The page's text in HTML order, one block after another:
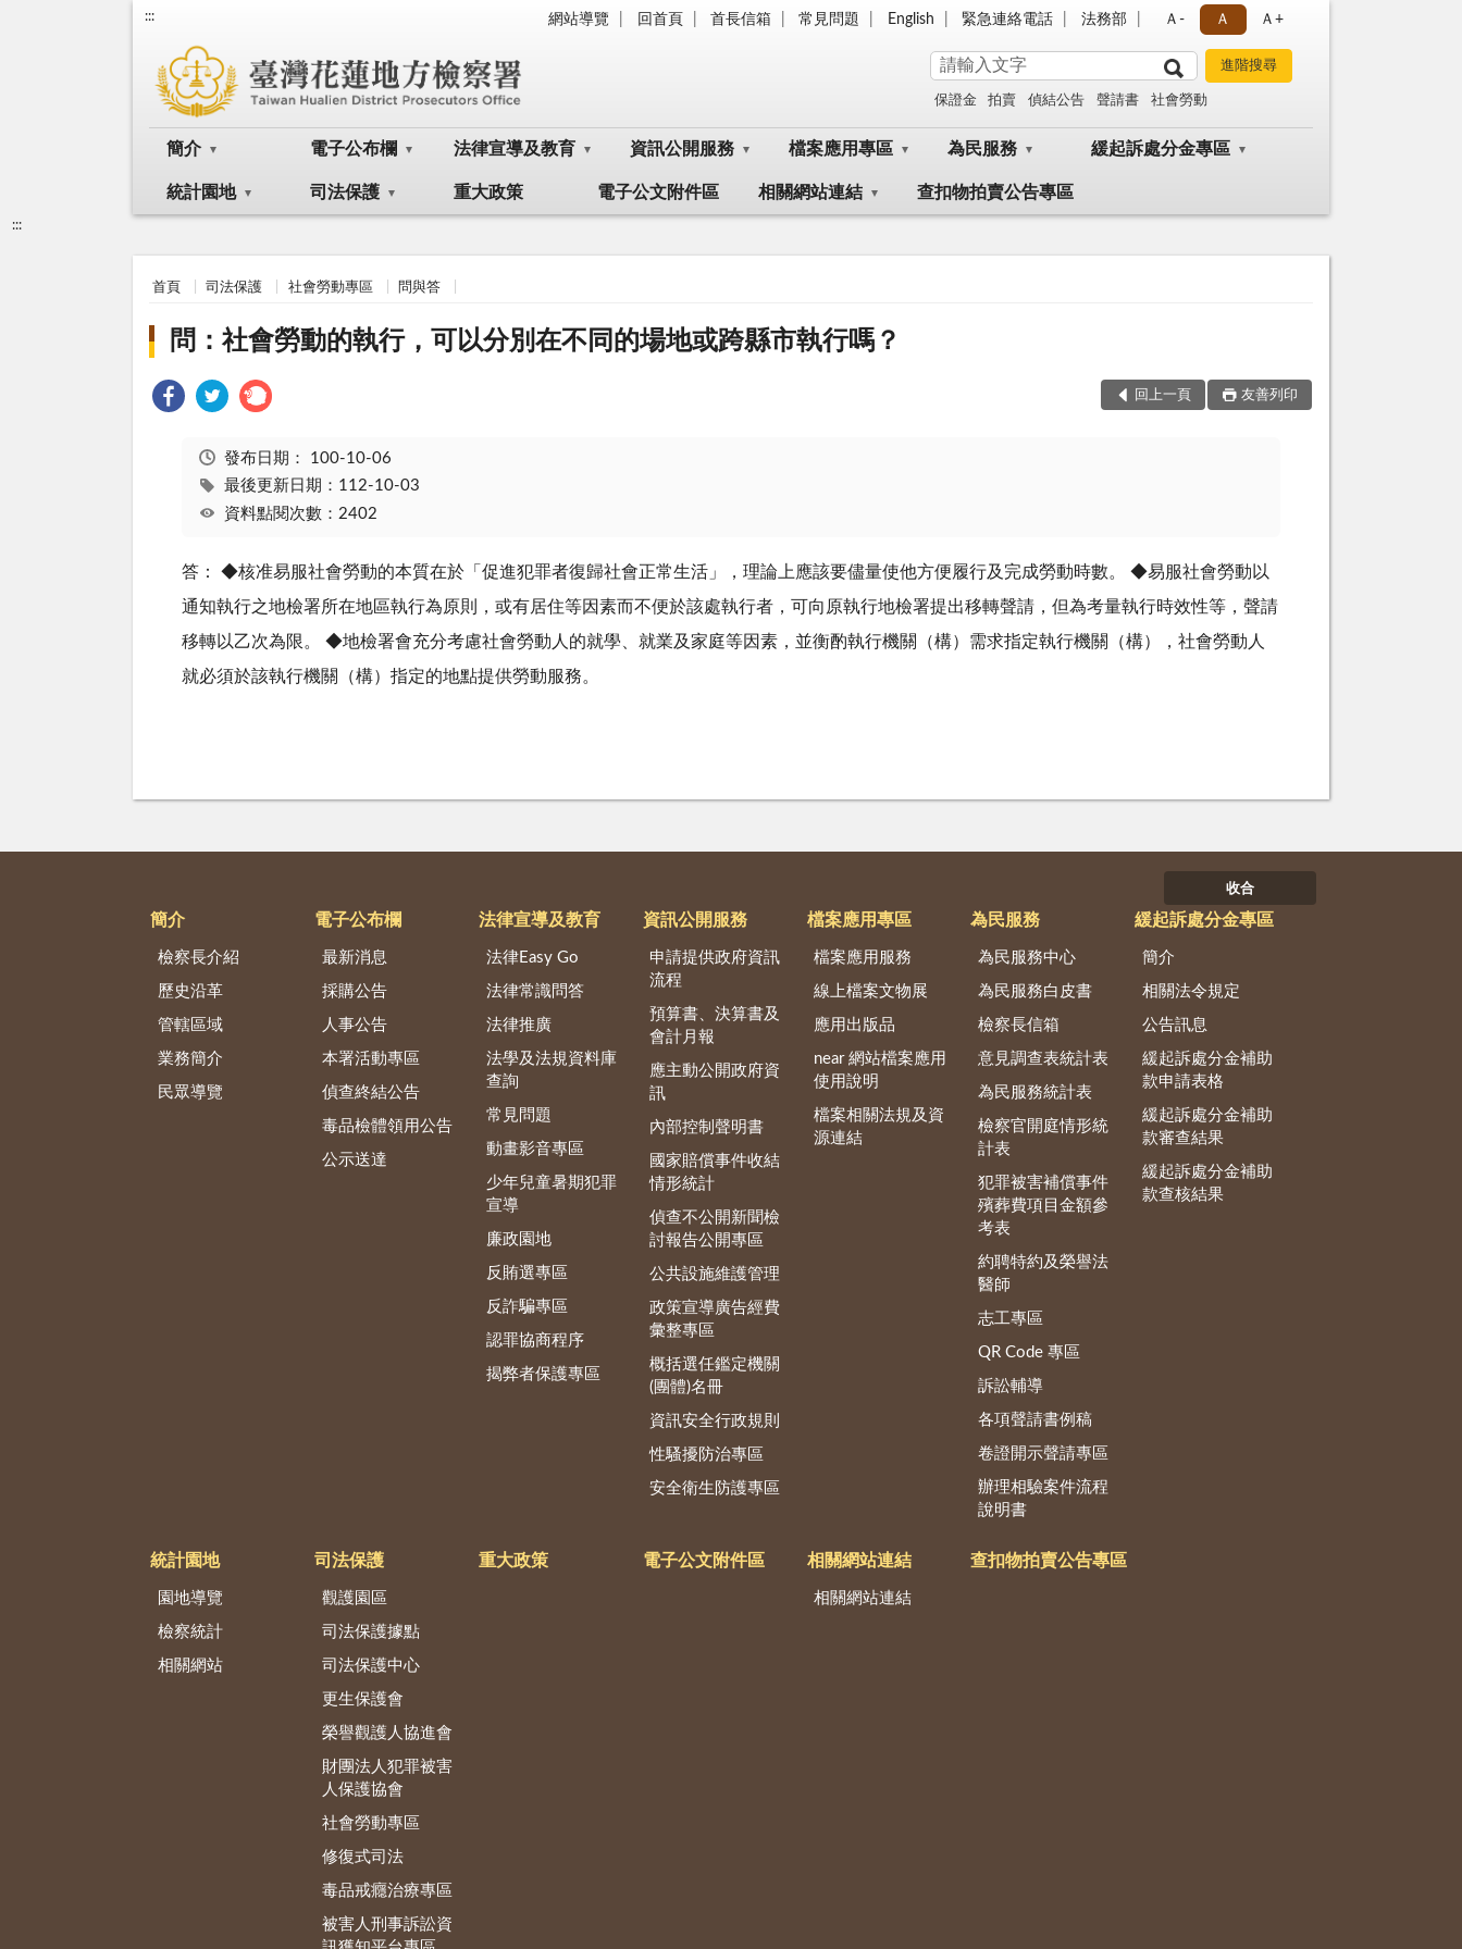
::: 網站導覽 回首頁 首長信箱 常見問題 English 緊急連絡電話 法務部 Ａ- Ａ Ａ+
保證金 拍賣 偵結公告 聲請書 社會勞動
簡介 電子公布欄 法律宣導及教育 資訊公開服務 檔案應用專區 為民服務 緩起訴處分金專區
統計園地 司法保護 重大政策 電子公文附件區 相關網站連結 查扣物拍賣公告專區
:::
首頁 司法保護 社會勞動專區 問與答
問：社會勞動的執行，可以分別在不同的場地或跨縣市執行嗎？
回上一頁 友善列印
發布日期： 100-10-06
最後更新日期：112-10-03
資料點閱次數：2402
答： ◆核准易服社會勞動的本質在於「促進犯罪者復歸社會正常生活」，理論上應該要儘量使他方便履行及完成勞動時數。 ◆易服社會勞動以
通知執行之地檢署所在地區執行為原則，或有居住等因素而不便於該處執行者，可向原執行地檢署提出移轉聲請，但為考量執行時效性等，聲請
移轉以乙次為限。 ◆地檢署會充分考慮社會勞動人的就學、就業及家庭等因素，並衡酌執行機關（構）需求指定執行機關（構），社會勞動人
就必須於該執行機關（構）指定的地點提供勞動服務。
收合
簡介
檢察長介紹
歷史沿革
管轄區域
業務簡介
民眾導覽
電子公布欄
最新消息
採購公告
人事公告
本署活動專區
偵查終結公告
毒品檢體領用公告
公示送達
法律宣導及教育
法律Easy Go
法律常識問答
法律推廣
法學及法規資料庫
查詢
常見問題
動畫影音專區
少年兒童暑期犯罪
宣導
廉政園地
反賄選專區
反詐騙專區
認罪協商程序
揭弊者保護專區
資訊公開服務
申請提供政府資訊
流程
預算書、決算書及
會計月報
應主動公開政府資
訊
內部控制聲明書
國家賠償事件收結
情形統計
偵查不公開新聞檢
討報告公開專區
公共設施維護管理
政策宣導廣告經費
彙整專區
概括選任鑑定機關
(團體)名冊
資訊安全行政規則
性騷擾防治專區
安全衛生防護專區
檔案應用專區
檔案應用服務
線上檔案文物展
應用出版品
near 網站檔案應用
使用說明
檔案相關法規及資
源連結
為民服務
為民服務中心
為民服務白皮書
檢察長信箱
意見調查表統計表
為民服務統計表
檢察官開庭情形統
計表
犯罪被害補償事件
殯葬費項目金額參
考表
約聘特約及榮譽法
醫師
志工專區
QR Code 專區
訴訟輔導
各項聲請書例稿
卷證開示聲請專區
辦理相驗案件流程
說明書
緩起訴處分金專區
簡介
相關法令規定
公告訊息
緩起訴處分金補助
款申請表格
緩起訴處分金補助
款審查結果
緩起訴處分金補助
款查核結果
統計園地
園地導覽
檢察統計
相關網站
司法保護
觀護園區
司法保護據點
司法保護中心
更生保護會
榮譽觀護人協進會
財團法人犯罪被害
人保護協會
社會勞動專區
修復式司法
毒品戒癮治療專區
被害人刑事訴訟資
重大政策 電子公文附件區 相關網站連結
相關網站連結
查扣物拍賣公告專區